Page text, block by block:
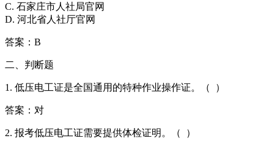
C. 石家庄市人社局官网
D. 河北省人社厅官网
答案：B
二、判断题
1. 低压电工证是全国通用的特种作业操作证。（  ）
答案：对
2. 报考低压电工证需要提供体检证明。（ ）